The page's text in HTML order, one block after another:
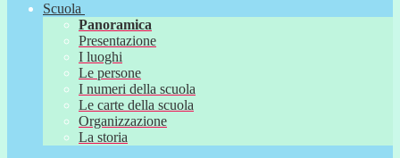
Scuola
Panoramica
Presentazione
I luoghi
Le persone
I numeri della scuola
Le carte della scuola
Organizzazione
La storia